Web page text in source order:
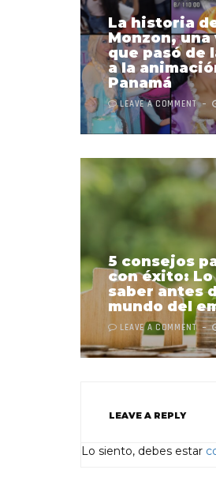
La historia
Monzon,
que pasó de
a la
Panamá
LEAVE A COMMENT
5 consejos
con éxito:
saber antes
mundo del
LEAVE A COMMENT
LEAVE A REPLY
Lo siento, debes estar